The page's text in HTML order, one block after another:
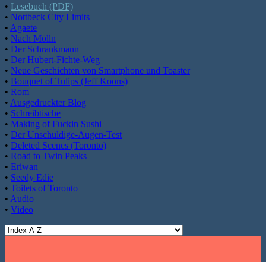
• Lesebuch (PDF)
• Nottbeck City Limits
• Agaete
• Nach Mölln
• Der Schrankmann
• Der Hubert-Fichte-Weg
• Neue Geschichten von Smartphone und Toaster
• Bouquet of Tulips (Jeff Koons)
• Rom
• Ausgedruckter Blog
• Schreibtische
• Making of Fuckin Sushi
• Der Unschuldige-Augen-Test
• Deleted Scenes (Toronto)
• Road to Twin Peaks
• Eriwan
• Seedy Edie
• Toilets of Toronto
• Audio
• Video